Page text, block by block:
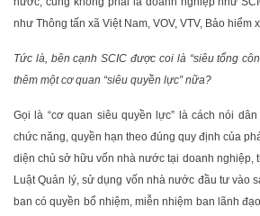
như Thông tấn xã Việt Nam, VOV, VTV, Bảo hiểm
Tức là, bên cạnh SCIC được coi là “siêu tổng
thêm một cơ quan “siêu quyền lực” nữa?
Gọi là “cơ quan siêu quyền lực” là cách nói
chức năng, quyền hạn theo đúng quy định của
diện chủ sở hữu vốn nhà nước tại doanh nghiệp,
Luật Quản lý, sử dụng vốn nhà nước đầu tư vào
ban có quyền bổ nhiệm, miễn nhiệm ban lãnh